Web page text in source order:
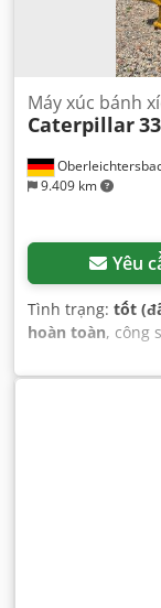
9.409 km
Máy xúc bánh
Caterpillar
Yêu
Tình trạng: tốt
hoàn toàn, công
MYG00396,